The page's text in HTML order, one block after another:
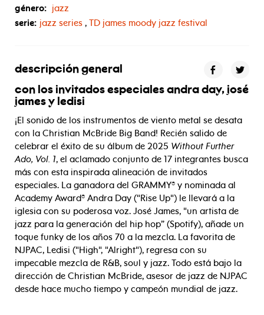
género: jazz
serie: jazz series , TD james moody jazz festival
descripción general
con los invitados especiales andra day, josé
james y ledisi
¡El sonido de los instrumentos de viento metal se desata
con la Christian McBride Big Band! Recién salido de
celebrar el éxito de su álbum de 2025 Without Further
Ado, Vol. 1, el aclamado conjunto de 17 integrantes busca
más con esta inspirada alineación de invitados
especiales. La ganadora del GRAMMY® y nominada al
Academy Award® Andra Day ("Rise Up") le llevará a la
iglesia con su poderosa voz. José James, "un artista de
jazz para la generación del hip hop” (Spotify), añade un
toque funky de los años 70 a la mezcla. La favorita de
NJPAC, Ledisi ("High", "Alright"), regresa con su
impecable mezcla de R&B, soul y jazz. Todo está bajo la
dirección de Christian McBride, asesor de jazz de NJPAC
desde hace mucho tiempo y campeón mundial de jazz.